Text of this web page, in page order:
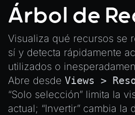
Árbol de
Visualiza qué recursos se
sí y detecta rápidamente
utilizados o
Abre desde Views >
“Solo selección” limita la
actual; “Invertir” cambia la